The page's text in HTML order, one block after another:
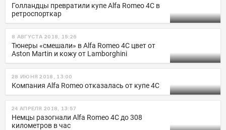
Голландцы превратили купе Alfa Romeo 4C в
ретроспорткар
8 АВГУСТА 2018, 15:26
Тюнеры «смешали» в Alfa Romeo 4C цвет от
Aston Martin и кожу от Lamborghini
28 ИЮНЯ 2018, 13:00
Компания Alfa Romeo отказалась от купе 4C
24 АПРЕЛЯ 2018, 13:57
Немцы разогнали Alfa Romeo 4C до 308
километров в час